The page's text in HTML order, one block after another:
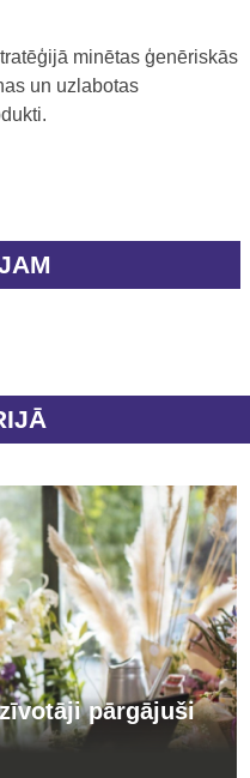
minētas ģenēriskās
un uzlabotas
pārgājuši